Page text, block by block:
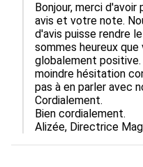
Bonjour, merci
avis et votre note.
d'avis puisse rendre
sommes heureux
globalement positive.
moindre hésitation
pas à en parler avec
Cordialement.
Bien cordialement.
Alizée, Directrice